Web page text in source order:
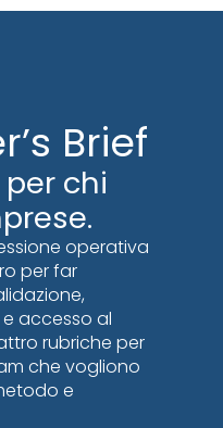
Brief
chi
operativa
per far
accesso al
rubriche per
che vogliono
e